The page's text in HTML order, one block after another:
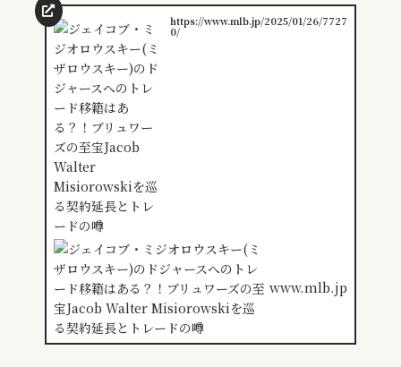
https://www.mlb.jp/2025/01/26/7727
0/
www.mlb.jp